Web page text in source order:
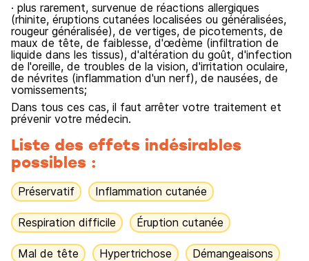
· plus rarement, survenue de réactions allergiques
(rhinite, éruptions cutanées localisées ou généralisées,
rougeur généralisée), de vertiges, de picotements, de
maux de tête, de faiblesse, d'œdème (infiltration de
liquide dans les tissus), d'altération du goût, d'infection
de l'oreille, de troubles de la vision, d'irritation oculaire,
de névrites (inflammation d'un nerf), de nausées, de
vomissements;
Dans tous ces cas, il faut arrêter votre traitement et
prévenir votre médecin.
Liste des effets indésirables
possibles :
Préservatif Inflammation cutanée
Respiration difficile Éruption cutanée
Mal de tête Hypertrichose Démangeaisons